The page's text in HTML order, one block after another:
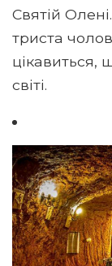
Святій
триста
цікавиться,
світі.